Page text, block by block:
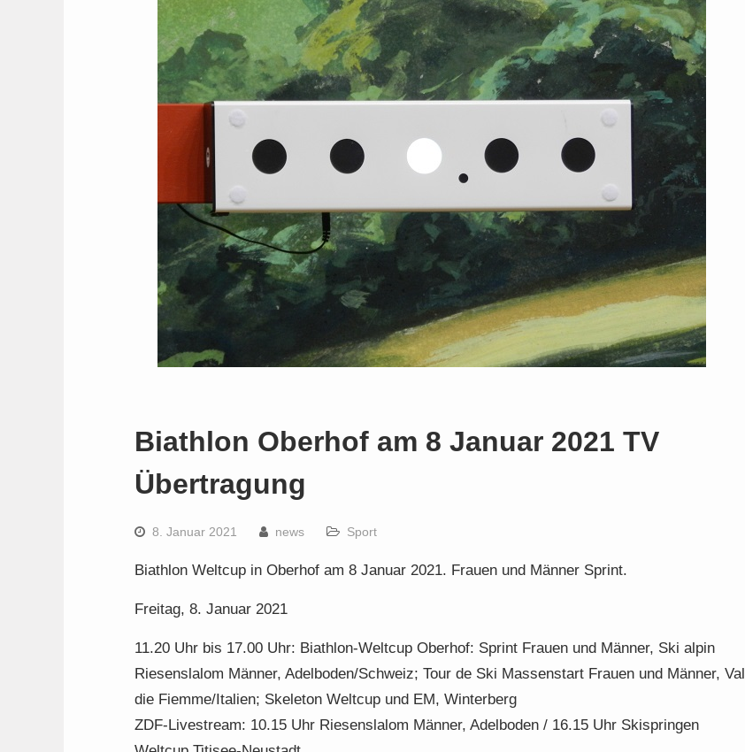
Biathlon Oberhof am 8 Januar 2021 TV
Übertragung
8. Januar 2021 news Sport
Biathlon Weltcup in Oberhof am 8 Januar 2021. Frauen und Männer Sprint.
Freitag, 8. Januar 2021
11.20 Uhr bis 17.00 Uhr: Biathlon-Weltcup Oberhof: Sprint Frauen und Männer, Ski alpin
Riesenslalom Männer, Adelboden/Schweiz; Tour de Ski Massenstart Frauen und Männer, Val
die Fiemme/Italien; Skeleton Weltcup und EM, Winterberg
ZDF-Livestream: 10.15 Uhr Riesenslalom Männer, Adelboden / 16.15 Uhr Skispringen